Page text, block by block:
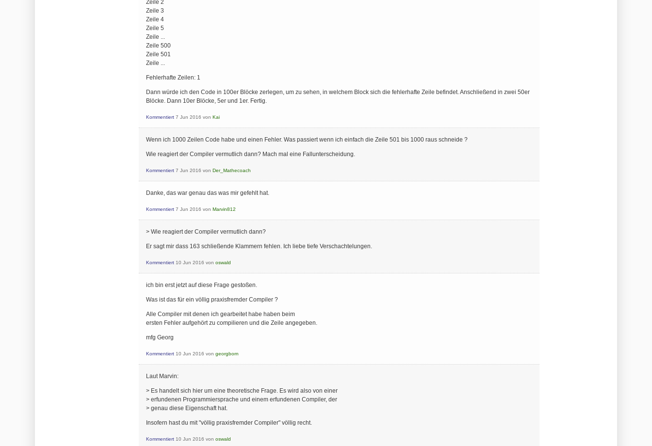
Zeile 2
Zeile 3
Zeile 4
Zeile 5
Zeile ...
Zeile 500
Zeile 501
Zeile ...
Fehlerhafte Zeilen: 1
Dann würde ich den Code in 100er Blöcke zerlegen, um zu sehen, in welchem Block sich die fehlerhafte Zeile befindet. Anschließend in zwei 50er
Blöcke. Dann 10er Blöcke, 5er und 1er. Fertig.
Kommentiert 7 Jun 2016 von Kai
Wenn ich 1000 Zeilen Code habe und einen Fehler. Was passiert wenn ich einfach die Zeile 501 bis 1000 raus schneide ?
Wie reagiert der Compiler vermutlich dann? Mach mal eine Fallunterscheidung.
Kommentiert 7 Jun 2016 von Der_Mathecoach
Danke, das war genau das was mir gefehlt hat.
Kommentiert 7 Jun 2016 von Marvin812
> Wie reagiert der Compiler vermutlich dann?
Er sagt mir dass 163 schließende Klammern fehlen. Ich liebe tiefe Verschachtelungen.
Kommentiert 10 Jun 2016 von oswald
ich bin erst jetzt auf diese Frage gestoßen.
Was ist das für ein völlig praxisfremder Compiler ?
Alle Compiler mit denen ich gearbeitet habe haben beim
ersten Fehler aufgehört zu compilieren und die Zeile angegeben.
mfg Georg
Kommentiert 10 Jun 2016 von georgborn
Laut Marvin:
> Es handelt sich hier um eine theoretische Frage. Es wird also von einer
> erfundenen Programmiersprache und einem erfundenen Compiler, der
> genau diese Eigenschaft hat.
Insofern hast du mit "völlig praxisfremder Compiler" völlig recht.
Kommentiert 10 Jun 2016 von oswald